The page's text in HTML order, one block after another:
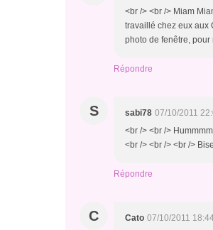
<br /> <br /> Miam
travaillé chez eux aux
photo de fenêtre, pour
Répondre
S sabi78 07/10/2011
<br /> <br />
<br /> <br /> <br />
Répondre
C Cato 07/10/2011